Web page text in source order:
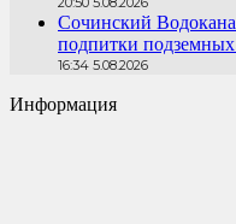
Сочинский
подпитки
16:34 5.08.2026
Информация